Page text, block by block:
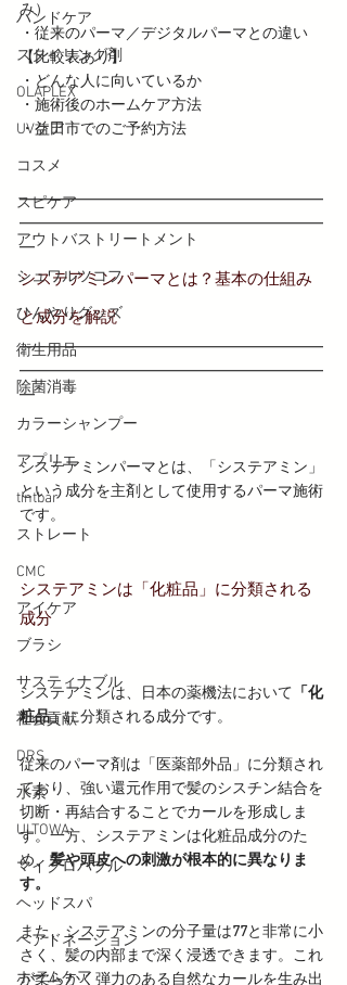
ハンドケア
スタイリング剤
OLAPLEX
UVケア
コスメ
スピケア
アウトバストリートメント
シュワルツコフ
ひんやりグッズ
衛生用品
除菌消毒
カラーシャンプー
アプリエ
tintbar
ストレート
CMC
アイケア
ブラシ
サスティナブル
社会貢献
DRS
水素
ULTOWA
マイクロバブル
ヘッドスパ
ヘアドネーション
ホームケア
み）
・従来のパーマ／デジタルパーマとの違い
【比較表あり】
・どんな人に向いているか
・施術後のホームケア方法
・益田市でのご予約方法
━━━━━━━━━━━━━━━━━━━━
━━━━━━━━━━━━━━━━━━━━
━
システアミンパーマとは？基本の仕組み
と成分を解説
━━━━━━━━━━━━━━━━━━━━
━━━━━━━━━━━━━━━━━━━━
━
システアミンパーマとは、「システアミン」
という成分を主剤として使用するパーマ施術
です。
システアミンは「化粧品」に分類される
成分
システアミンは、日本の薬機法において 「化
粧品」に分類される成分です。
従来のパーマ剤は「医薬部外品」に分類され
ており、強い還元作用で髪のシスチン結合を
切断・再結合することでカールを形成しま
す。一方、システアミンは化粧品成分のた
め、髪や頭皮への刺激が根本的に異なりま
す。
また、システアミンの分子量は77と非常に小
さく、髪の内部まで深く浸透できます。これ
が柔らかく弾力のある自然なカールを生み出